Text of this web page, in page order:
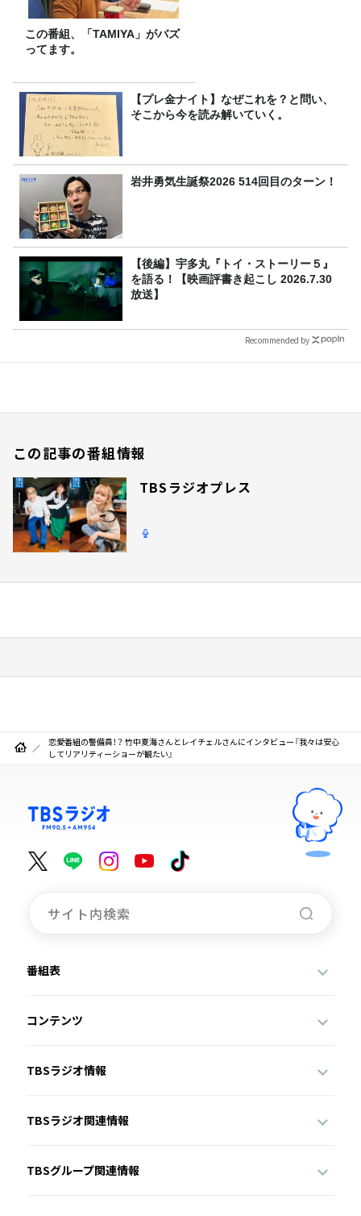
この番組、「TAMIYA」がバズ
ってます。
【プレ金ナイト】なぜこれを？と問い、
そこから今を読み解いていく。
岩井勇気生誕祭2026 514回目のターン！
【後編】宇多丸『トイ・ストーリー５』
を語る！【映画評書き起こし 2026.7.30
放送】
Recommended by
この記事の番組情報
TBSラジオプレス
恋愛番組の警備員！？ 竹中夏海さんとレイチェルさんにインタビュー『我々は安心
してリアリティーショーが観たい』
番組表
コンテンツ
TBSラジオ情報
TBSラジオ関連情報
TBSグループ関連情報